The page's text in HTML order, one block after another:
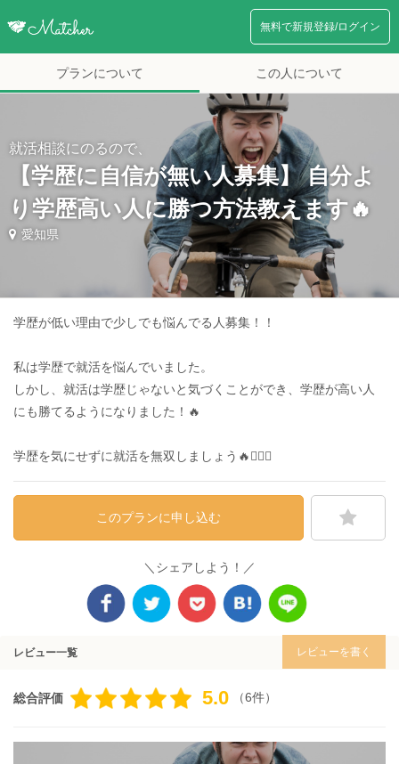
無料で新規登録/ログイン
プランについて この人について
就活相談にのるので、
【学歴に自信が無い人募集】 自分よ
り学歴高い人に勝つ方法教えます🔥
愛知県
学歴が低い理由で少しでも悩んでる人募集！！
私は学歴で就活を悩んでいました。
しかし、就活は学歴じゃないと気づくことができ、学歴が高い人
にも勝てるようになりました！🔥
学歴を気にせずに就活を無双しましょう🔥❤️‍🔥✨
このプランに申し込む
＼シェアしよう！／
レビュー一覧 レビューを書く
総合評価 5.0 （6件）